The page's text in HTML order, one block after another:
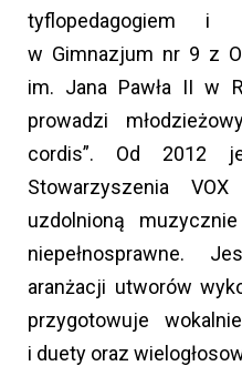
tyflopedagogiem i
w Gimnazjum nr 9 z
im. Jana Pawła II w
prowadzi
cordis”. Od 2012
Stowarzyszenia
uzdolnioną
niepełnosprawne.
aranżacji utworów
przygotowuje
i duety oraz